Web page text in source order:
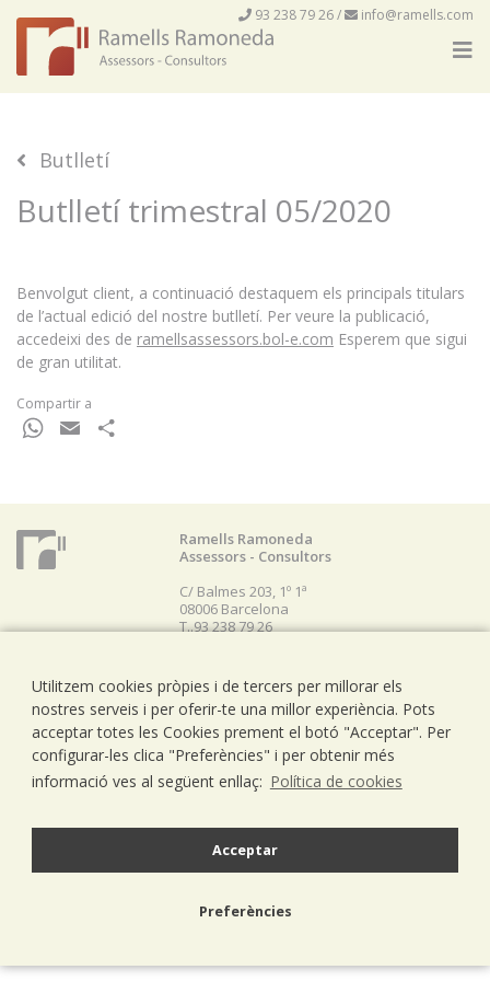
93 238 79 26/ info@ramells.com
Butlletí
Butlletí trimestral 05/2020
Benvolgut client, a continuació destaquem els principals titulars
de l’actual edició del nostre butlletí. Per veure la publicació,
accedeixi des de ramellsassessors.bol-e.com Esperem que sigui
de gran utilitat.
Compartir a
WhatsApp
Email
Ramells Ramoneda
Assessors - Consultors
C/ Balmes 203, 1º 1ª
08006 Barcelona
T..93 238 79 26
© 2026 - Ramells Ramoneda
Avís legal política de privacitat política de cookies disseny web.
Utilitzem cookies pròpies i de tercers per millorar els
nostres serveis i per oferir-te una millor experiència. Pots
acceptar totes les Cookies prement el botó "Acceptar". Per
configurar-les clica "Preferències" i per obtenir més
informació ves al següent enllaç: Política de cookies
Acceptar
Preferències